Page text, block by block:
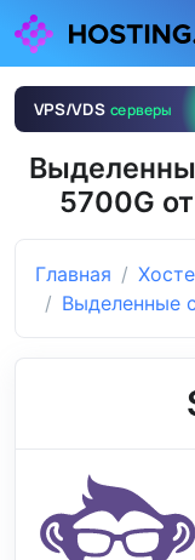
5700G
Главная
Выделенные